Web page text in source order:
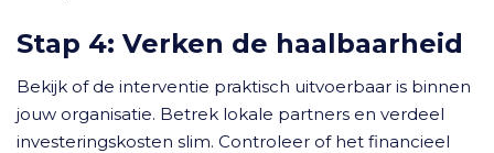
Stap 4: Verken de haalbaarheid
Bekijk of de interventie praktisch uitvoerbaar is binnen
jouw organisatie. Betrek lokale partners en verdeel
investeringskosten slim. Controleer of het financieel